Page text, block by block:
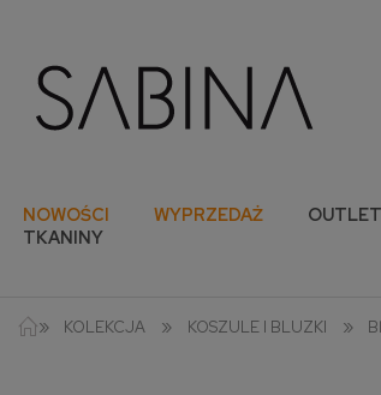
NOWOŚCI WYPRZEDAŻ OUTLET
TKANINY
» KOLEKCJA » KOSZULE I BLUZKI »